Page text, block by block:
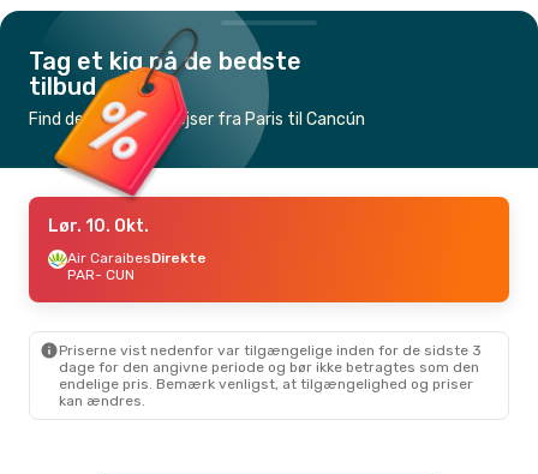
Tag et kig på de bedste
tilbud
Find de billigste flyrejser fra Paris til Cancún
Lør. 10. Okt.
Air CaraibesDirekte
PAR- CUN
Priserne vist nedenfor var tilgængelige inden for de sidste 3
dage for den angivne periode og bør ikke betragtes som den
endelige pris. Bemærk venligst, at tilgængelighed og priser
kan ændres.